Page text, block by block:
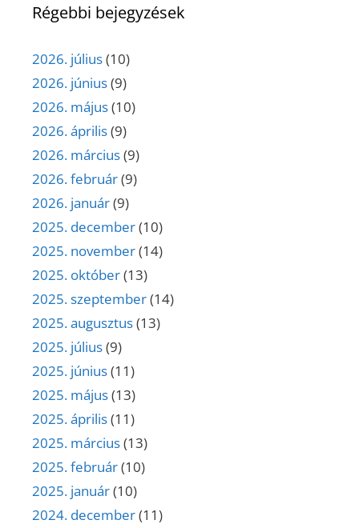
Régebbi bejegyzések
2026. július(10)
2026. június(9)
2026. május(10)
2026. április(9)
2026. március(9)
2026. február(9)
2026. január(9)
2025. december(10)
2025. november(14)
2025. október(13)
2025. szeptember(14)
2025. augusztus(13)
2025. július(9)
2025. június(11)
2025. május(13)
2025. április(11)
2025. március(13)
2025. február(10)
2025. január(10)
2024. december(11)